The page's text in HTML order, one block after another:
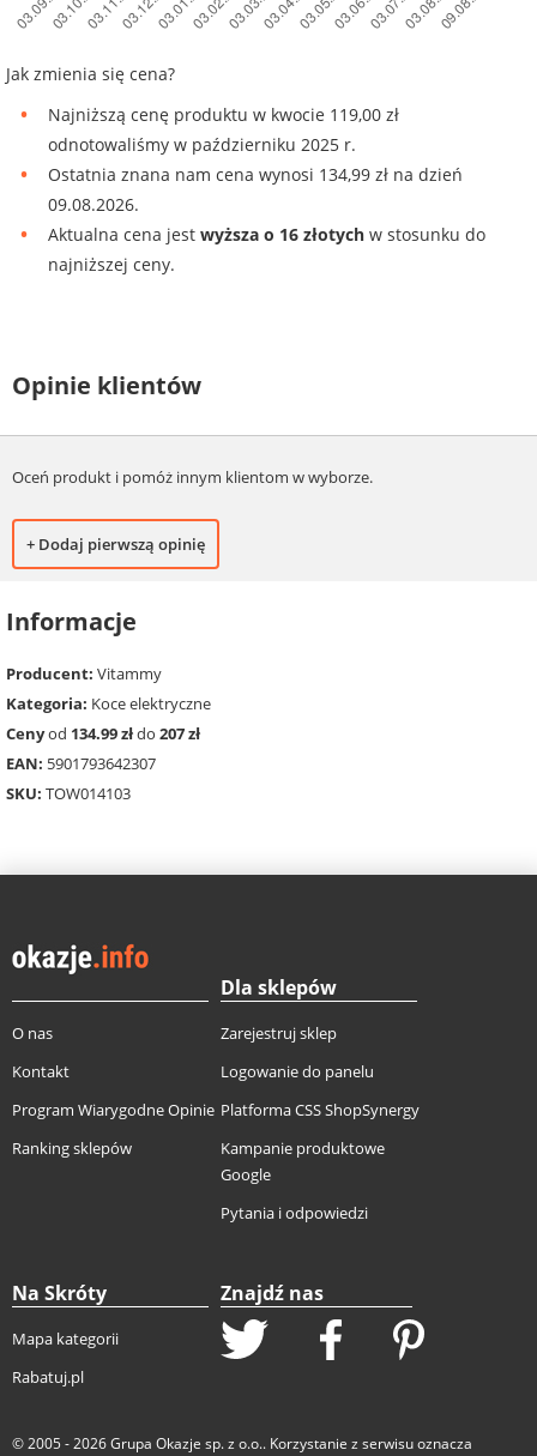
Jak zmienia się cena?
Najniższą cenę produktu w kwocie 119,00 zł
odnotowaliśmy w październiku 2025 r.
Ostatnia znana nam cena wynosi 134,99 zł na dzień
09.08.2026.
Aktualna cena jest wyższa o 16 złotych w stosunku do
najniższej ceny.
Opinie klientów
Oceń produkt i pomóż innym klientom w wyborze.
+ Dodaj pierwszą opinię
Informacje
Producent: Vitammy
Kategoria: Koce elektryczne
Cenyod 134.99 złdo 207 zł
EAN: 5901793642307
SKU: TOW014103
O nas
Kontakt
Program Wiarygodne Opinie
Ranking sklepów
Dla sklepów
Zarejestruj sklep
Logowanie do panelu
Platforma CSS ShopSynergy
Kampanie produktowe
Google
Pytania i odpowiedzi
Na Skróty
Mapa kategorii
Rabatuj.pl
Znajdź nas
© 2005 - 2026Grupa Okazje sp. z o.o.. Korzystanie z serwisu oznacza